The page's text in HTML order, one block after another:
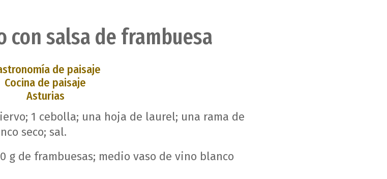
con salsa de frambuesa
de paisaje
Cocina de paisaje
Asturias
1 cebolla; una hoja de laurel; una rama de
seco; sal.
g de frambuesas; medio vaso de vino blanco